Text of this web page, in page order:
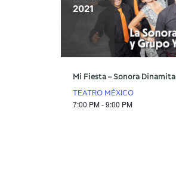
2021
Mi Fiesta – Sonora Dinamita
TEATRO MÉXICO
7:00 PM - 9:00 PM